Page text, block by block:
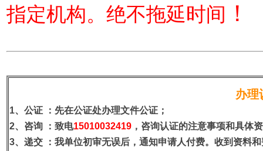
指定机构。绝不拖延时间 ！
办理
1、公证：先在公证处办理文件公证；
2、咨询
：致电15010032419，咨询认证的注意事项和具体
3、递交：我单位初审无误后，通知申请人付费。收到资料